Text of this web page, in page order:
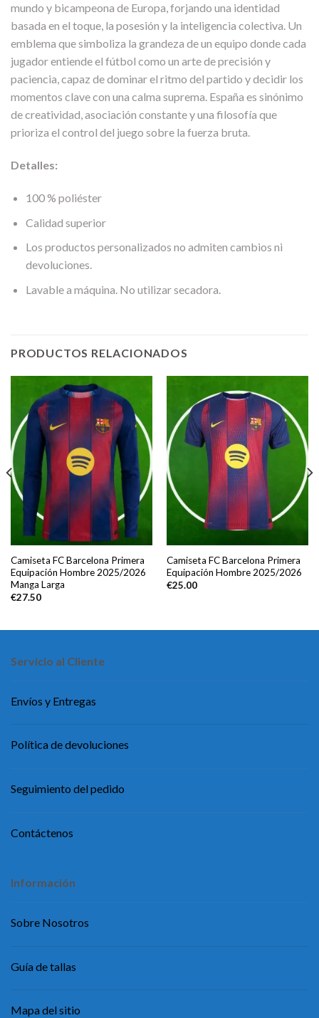
mundo y bicampeona de Europa, forjando una identidad
basada en el toque, la posesión y la inteligencia colectiva. Un
emblema que simboliza la grandeza de un equipo donde cada
jugador entiende el fútbol como un arte de precisión y
paciencia, capaz de dominar el ritmo del partido y decidir los
momentos clave con una calma suprema. España es sinónimo
de creatividad, asociación constante y una filosofía que
prioriza el control del juego sobre la fuerza bruta.
Detalles:
100 % poliéster
Calidad superior
Los productos personalizados no admiten cambios ni
devoluciones.
Lavable a máquina. No utilizar secadora.
PRODUCTOS RELACIONADOS
Camiseta FC Barcelona Primera
Equipación Hombre 2025/2026
Manga Larga
€27.50
Camiseta FC Barcelona Primera
Equipación Hombre 2025/2026
€25.00
Servicio al Cliente
Envíos y Entregas
Política de devoluciones
Seguimiento del pedido
Contáctenos
Información
Sobre Nosotros
Guía de tallas
Mapa del sitio